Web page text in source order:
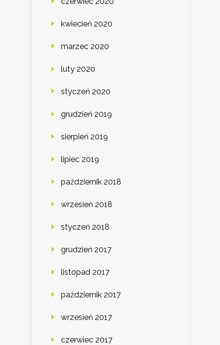
kwiecień 2020
marzec 2020
luty 2020
styczeń 2020
grudzień 2019
sierpień 2019
lipiec 2019
październik 2018
wrzesień 2018
styczeń 2018
grudzień 2017
listopad 2017
październik 2017
wrzesień 2017
czerwiec 2017